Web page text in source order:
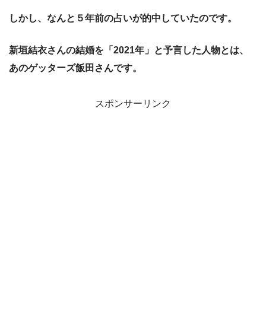
しかし、なんと５年前の占いが的中していたのです。
新垣結衣さんの結婚を「2021年」と予言した人物とは、
あのゲッターズ飯田さんです。
スポンサーリンク